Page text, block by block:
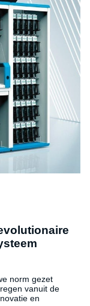
norm gezet
vanuit de
en